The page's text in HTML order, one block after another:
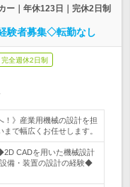
ー｜年休123日｜完休2日制
験者募集◇転勤なし
完全週休2日制
！》産業用機械の設計を担
で幅広くお任せします。
CADを用いた機械設計
備・装置の設計の経験◆